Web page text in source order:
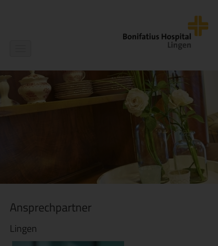
Ansprechpartner
Lingen